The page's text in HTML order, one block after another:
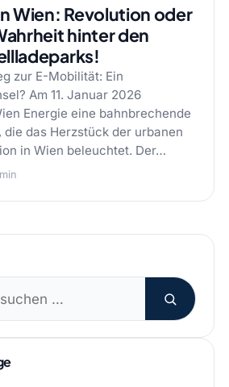
Wien: Revolution oder
hinter den
zur E-Mobilität: Ein
Am 11. Januar 2026
Energie eine bahnbrechende
die das Herzstück der urbanen
in Wien beleuchtet. Der…